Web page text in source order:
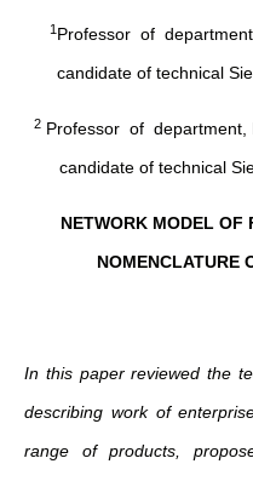
1 Professor of
candidate of technical
2Professor of department,
candidate of technical
NETWORK MODEL OF
NOMENCLATURE
In this paper reviewed the
describing work of
range of products,